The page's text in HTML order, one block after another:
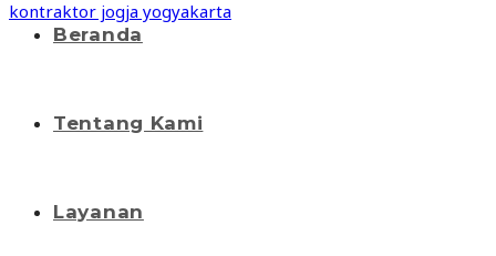
Beranda
Tentang Kami
Layanan